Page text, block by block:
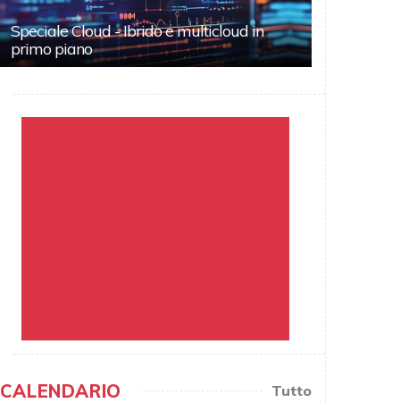
Speciale Cloud - Ibrido e multicloud in
primo piano
CALENDARIO Tutto